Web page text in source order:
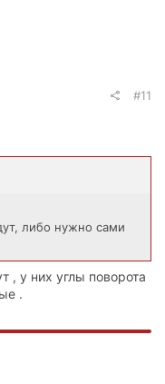
#11
либо нужно сами
, у них углы поворота
.